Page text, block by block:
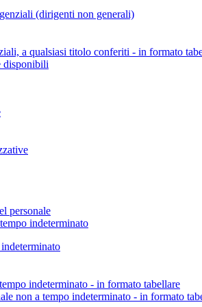
(dirigenti non generali)
a qualsiasi titolo conferiti - in formato
disponibili
personale
indeterminato
indeterminato - in formato tabellare
non a tempo indeterminato - in formato